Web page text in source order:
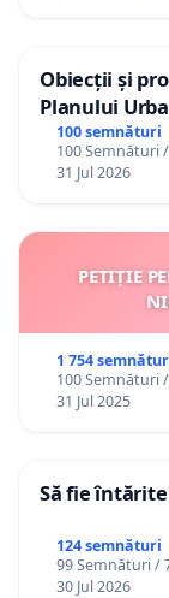
Obiecții și
Planului
100 semnături
100 Semnături
31 Jul 2026
PETIȚIE
1 754
100 Semnături
31 Jul 2025
Să fie
124 semnături
99 Semnături /
30 Jul 2026